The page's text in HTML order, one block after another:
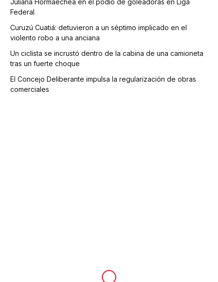
Juliana Hormaechea en el podio de goleadoras en Liga
Federal
Curuzú Cuatiá: detuvieron a un séptimo implicado en el
violento robo a una anciana
Un ciclista se incrustó dentro de la cabina de una camioneta
tras un fuerte choque
El Concejo Deliberante impulsa la regularización de obras
comerciales